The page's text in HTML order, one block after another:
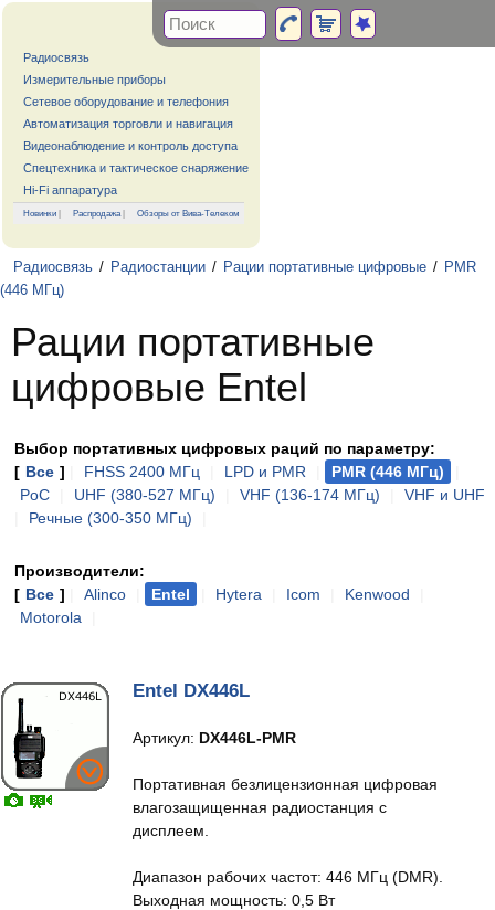
Радиосвязь
Измерительные приборы
Сетевое оборудование и телефония
Автоматизация торговли и навигация
Видеонаблюдение и контроль доступа
Спецтехника и тактическое снаряжение
Hi-Fi аппаратура
Новинки | Распродажа| Обзоры от Вива-Телеком
Радиосвязь / Радиостанции / Рации портативные цифровые / PMR
(446 МГц)
Рации портативные
цифровые Entel
Выбор портативных цифровых раций по параметру:
[ Все ] FHSS 2400 МГц LPD и PMR PMR (446 МГц)
PoC
UHF (380-527 МГц) VHF (136-174 МГц)
VHF и UHF
Речные (300-350 МГц)
Производители:
[ Все ] Alinco Entel Hytera Icom Kenwood
Motorola
Entel DX446L
Артикул: DX446L-PMR
Портативная безлицензионная цифровая
влагозащищенная радиостанция с
дисплеем.
Диапазон рабочих частот: 446 МГц (DMR).
Выходная мощность: 0,5 Вт